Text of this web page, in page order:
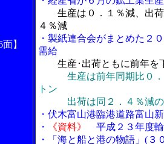
】
生産は０．１％減、出
４％減
・製紙連合会がまとめた２
需給
生産･出荷ともに前年を
生産は前年同期比０
トン
出荷は同２．４％減の
・伏木富山港臨港道路富山
・
《資料》
平成２３年度輸
・「海と船と港の物語」(３